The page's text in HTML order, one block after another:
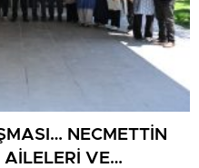
NECMETTİN
AİLELERİ VE